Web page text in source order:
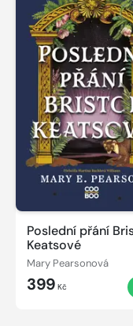
Poslední přání
Keatsové
Mary Pearsonová
399 Kč